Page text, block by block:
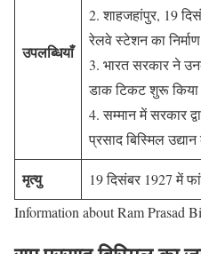
उपलब्धियाँ
2. शाहजहांपुर, 19
रेलवे स्टेशन का
3. भारत सरकार ने
डाक टिकट शुरू
4. सम्मान में सरकार
प्रसाद बिस्मिल उद्यान
मृत्यु
19 दिसंबर 1927 में
Information about Ram Prasad